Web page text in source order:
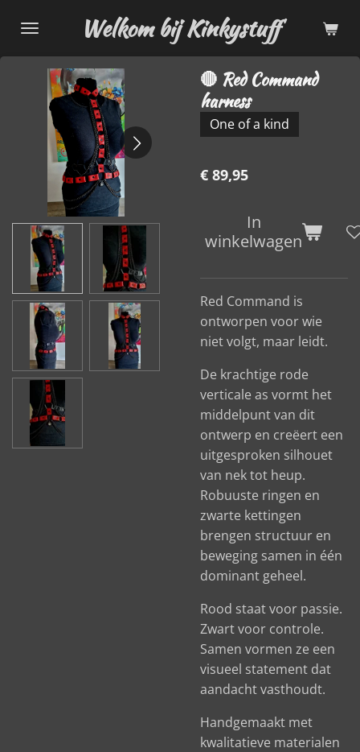
direct
naar
hoofdinhoud
Welkom bij Kinkystuff
🔴 Red Command
harness
One of a kind
€ 89,95
In
winkelwagen
Red Command is
ontworpen voor wie
niet volgt, maar leidt.
De krachtige rode
verticale as vormt het
middelpunt van dit
ontwerp en creëert een
uitgesproken silhouet
van nek tot heup.
Robuuste ringen en
zwarte kettingen
brengen structuur en
beweging samen in één
dominant geheel.
Rood staat voor passie.
Zwart voor controle.
Samen vormen ze een
visueel statement dat
aandacht vasthoudt.
Handgemaakt met
kwalitatieve materialen